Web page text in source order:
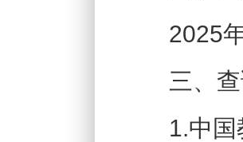
2025年
三、查
1.中国